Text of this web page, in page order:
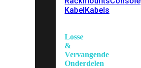
KabelKabels
Losse
&
Vervangende
Onderdelen